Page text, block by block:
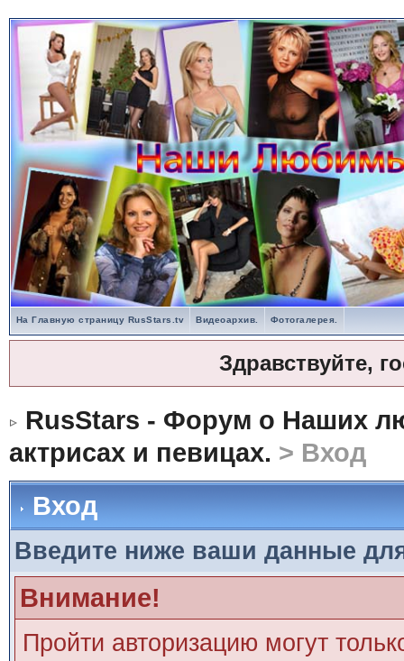
На Главную страницу RusStars.tv Видеоархив. Фотогалерея.
Здравствуйте,
RusStars - Форум о Наших
актрисах и певицах. > Вход
Вход
Введите ниже ваши данные
Внимание!
Пройти авторизацию могут